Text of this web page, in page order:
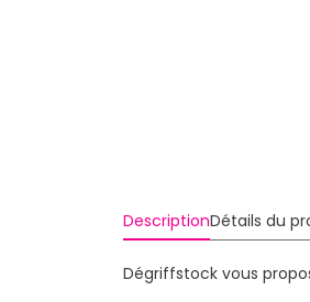
DescriptionDétails du
Dégriffstock vous